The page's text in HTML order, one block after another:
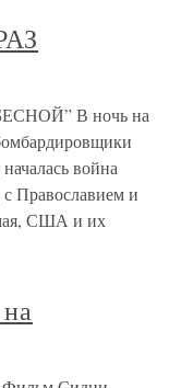
В ночь на
война
Православием и
США и их